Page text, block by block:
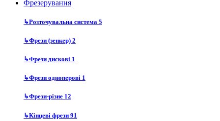
Фрезерування
↳Розточувальна система 5
↳Фрези (зенкер) 2
↳Фрези дискові 1
↳Фрези одноперові 1
↳Фрези-різне 12
↳Кінцеві фрези 91